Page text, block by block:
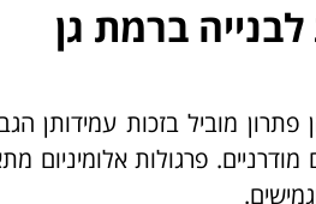
לבנייה ברמת גן
פתרון מוביל בזכות עמידותן
מודרניים. פרגולות